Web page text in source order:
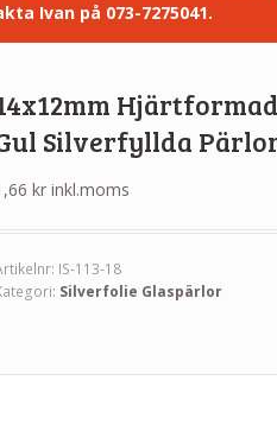
Ivan på 073-7275041.
Silverfyllda
kr inkl.moms
IS-113-18
Silverfolie Glaspärlor